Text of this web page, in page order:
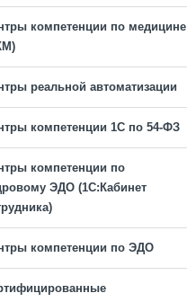
компетенции по медицине
реальной автоматизации
компетенции 1С по 54-ФЗ
компетенции по
ЭДО (1С:Кабинет
компетенции по ЭДО